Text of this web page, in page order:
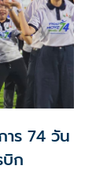
าร 74 วัน
บิก